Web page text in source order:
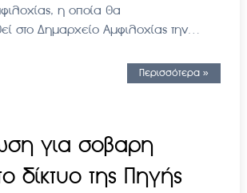
η οποία θα
στο Δημαρχείο Αμφιλοχίας την…
Περισσότερα »
για σοβαρη
δίκτυο της Πηγής